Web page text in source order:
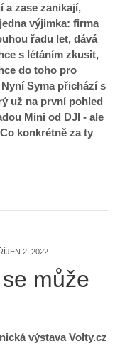
a zase zanikají,
výjimka: firma
řadu let, dává
s létáním zkusit,
do toho pro
Syma přichází s
už na první pohled
Mini od DJI - ale
konkrétně za ty
2, 2022
může
výstava Volty.cz